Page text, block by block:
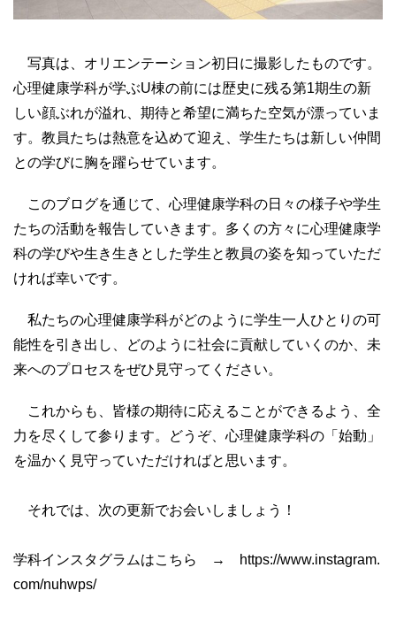
写真は、オリエンテーション初日に撮影したものです。
心理健康学科が学ぶU棟の前には歴史に残る第1期生の新
しい顔ぶれが溢れ、期待と希望に満ちた空気が漂っていま
す。教員たちは熱意を込めて迎え、学生たちは新しい仲間
との学びに胸を躍らせています。
このブログを通じて、心理健康学科の日々の様子や学生
たちの活動を報告していきます。多くの方々に心理健康学
科の学びや生き生きとした学生と教員の姿を知っていただ
ければ幸いです。
私たちの心理健康学科がどのように学生一人ひとりの可
能性を引き出し、どのように社会に貢献していくのか、未
来へのプロセスをぜひ見守ってください。
これからも、皆様の期待に応えることができるよう、全
力を尽くして参ります。どうぞ、心理健康学科の「始動」
を温かく見守っていただければと思います。
それでは、次の更新でお会いしましょう！
学科インスタグラムはこちら → https://www.instagram.
com/nuhwps/